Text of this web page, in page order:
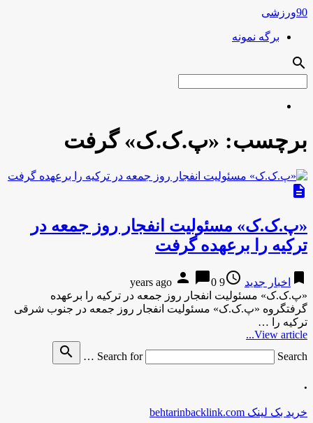
90ورزشی
برگه نمونه
search
برچسب: «پ.ک.ک» گرفت
description
«پ.ک.ک» مسئولیت انفجار روز جمعه در
ترکیه را برعهده گرفت
bookmark اخبار جدید access_time
9 years ago
person chat_bubble0
«پ.ک.ک» مسئولیت انفجار روز جمعه در ترکیه را برعهده
گرفتگروه «پ.ک.ک» مسئولیت انفجار روز جمعه در جنوب شرقی
ترکیه را …
View article...
Search for
Search …
search
.
خرید بک لینک behtarinbacklink.com